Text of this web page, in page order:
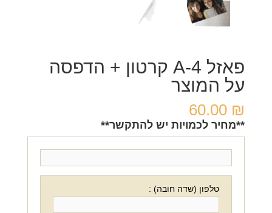
פאזל A-4 קרטון + הדפסה
על המוצר
60.00 ₪
**מחיר לכמויות יש להתקשר**
טלפון (שדה חובה) :